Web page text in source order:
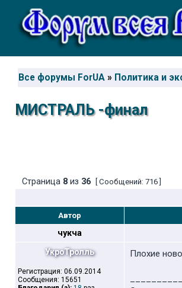
Все форумы ForUA » Политика и
МИСТРАЛЬ -финал
Страница 8 из 36 [ Сообщений: 716 ]
Автор
чукча
УкроТролль
Регистрация: 06.09.2014
Сообщения: 15651
Плохие